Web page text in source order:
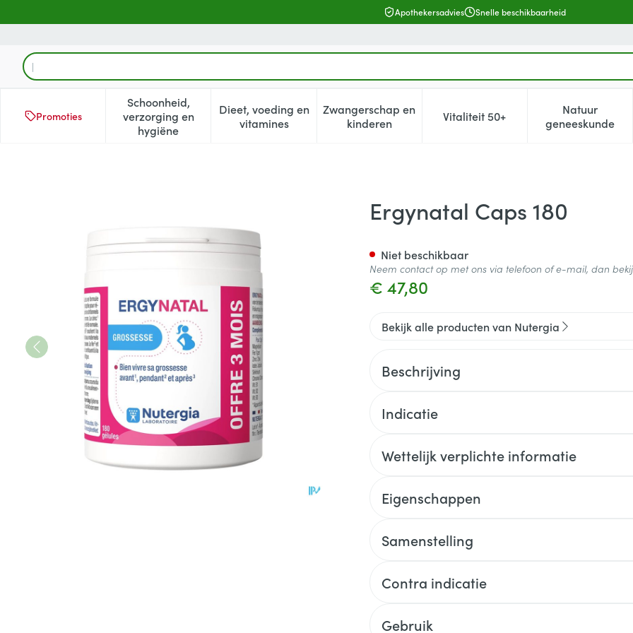
Apothekersadvies Snelle beschikbaarheid
Product, merk, categorie...
Promoties
Schoonheid,
verzorging en
hygiëne
Toon submenu voor Schoonheid, verzorging en hygiëne categorie
Dieet, voeding en
vitaminesToon submenu voor Dieet, voeding en vitamines categorie
Zwangerschap en
kinderenToon submenu voor Zwangerschap en kinderen
Vitaliteit 50+Toon submenu voor Vitaliteit
Natuur
geneeskunde
Toon
Ergynatal Caps 180
€ 47,80
Niet beschikbaar
Neem contact op met ons via telefoon of e-mail, dan
Bekijk alle producten van Nutergia
Beschrijving
Indicatie
Wettelijk verplichte informatie
Eigenschappen
Samenstelling
Contra indicatie
Gebruik